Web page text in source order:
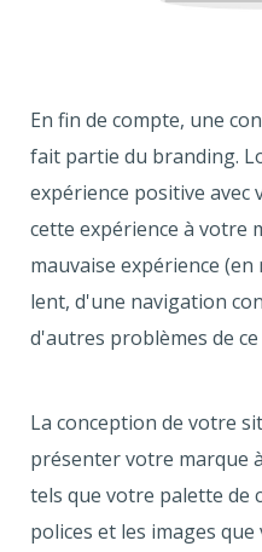
En fin de compte, une
fait partie du branding.
expérience positive avec
cette expérience à votre
mauvaise expérience
lent, d'une navigation
d'autres problèmes de
La conception de votre
présenter votre marque
tels que votre palette de
polices et les images